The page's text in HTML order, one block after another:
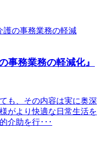
事務業務の軽減化』
も、その内容は実に奥深
がより快適な日常生活を
介助を行･･･